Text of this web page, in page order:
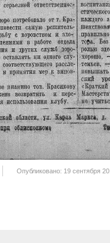
Опубликовано: 19 сентября